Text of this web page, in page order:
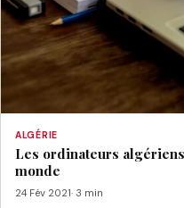
ALGÉRIE
Les ordinateurs
monde
24 Fév 2021· 3 min